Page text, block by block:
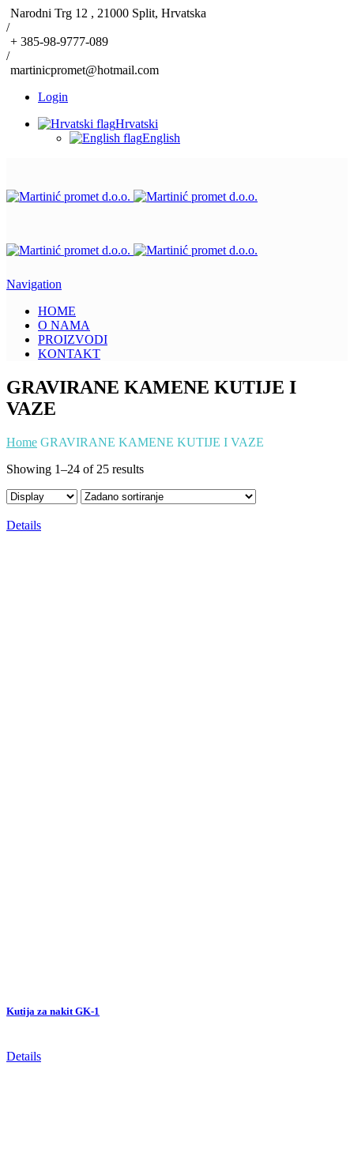
Narodni Trg 12 , 21000 Split, Hrvatska
/
+ 385-98-9777-089
/
martinicpromet@hotmail.com
Login
Hrvatski
English
Navigation
HOME
O NAMA
PROIZVODI
KONTAKT
GRAVIRANE KAMENE KUTIJE I
VAZE
Home GRAVIRANE KAMENE KUTIJE I VAZE
Showing 1–24 of 25 results
Details
Kutija za nakit GK-1
Details